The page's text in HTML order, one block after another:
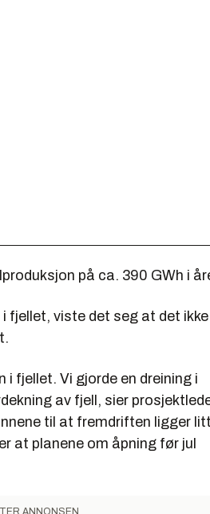
på ca. 390 GWh i
fjellet, viste det seg at det ikke
fjellet. Vi gjorde en dreining i
av fjell, sier
til at fremdriften ligger litt
at planene om åpning før jul
ANNONSEN